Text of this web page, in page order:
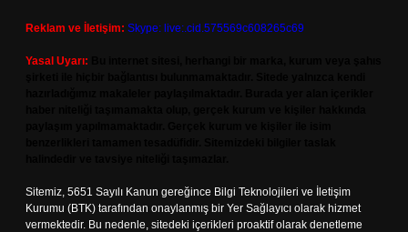
Reklam ve İletişim: Skype: live:.cid.575569c608265c69
Yasal Uyarı:
Sitemiz, 5651 Sayılı Kanun gereğince Bilgi Teknolojileri ve İletişim
Kurumu (BTK) tarafından onaylanmış bir Yer Sağlayıcı olarak hizmet
vermektedir. Bu nedenle, sitedeki içerikleri proaktif olarak denetleme